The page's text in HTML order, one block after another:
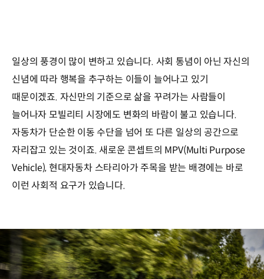
일상의 풍경이 많이 변하고 있습니다. 사회 통념이 아닌 자신의
신념에 따라 행복을 추구하는 이들이 늘어나고 있기
때문이겠죠. 자신만의 기준으로 삶을 꾸려가는 사람들이
늘어나자 모빌리티 시장에도 변화의 바람이 불고 있습니다.
자동차가 단순한 이동 수단을 넘어 또 다른 일상의 공간으로
자리잡고 있는 것이죠. 새로운 콘셉트의 MPV(Multi Purpose
Vehicle), 현대자동차 스타리아가 주목을 받는 배경에는 바로
이런 사회적 요구가 있습니다.